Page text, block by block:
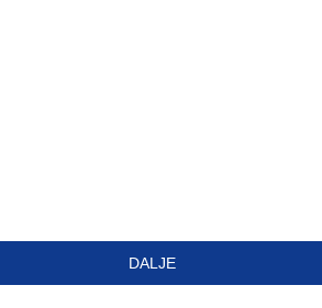
DALJE